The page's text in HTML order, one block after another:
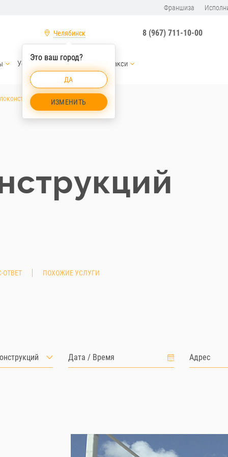
Франшиза
Челябинск
Это ваш город?
ДА
ИЗМЕНИТЬ
8 (967) 711-10-00
Услуги спецтехники СтройТакси
Челябинск
ОТВЕТ ПОХОЖИЕ УСЛУГИ